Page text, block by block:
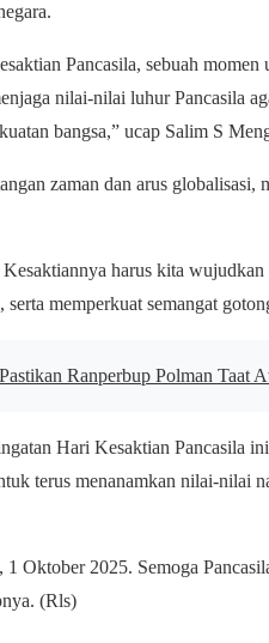
Pancasila, sebuah
nilai-nilai luhur Pancasila
bangsa,” ucap Salim S
zaman dan arus globalisasi,
harus kita wujudkan
serta memperkuat semangat
Ranperbup Polman Taat
Hari Kesaktian Pancasila
terus menanamkan nilai-nilai
Oktober 2025. Semoga
(Rls)